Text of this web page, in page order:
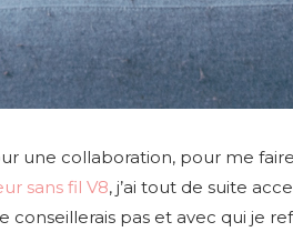
une collaboration, pour me
sans fil V8, j’ai tout de suite
pas et avec qui je